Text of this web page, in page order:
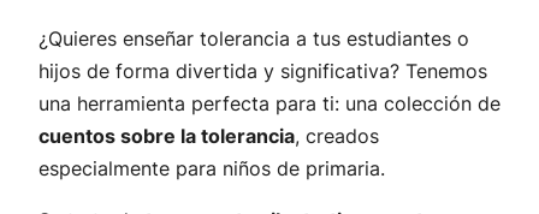
¿Quieres enseñar tolerancia a tus estudiantes o
hijos de forma divertida y significativa? Tenemos
una herramienta perfecta para ti: una colección de
cuentos sobre la tolerancia, creados
especialmente para niños de primaria.